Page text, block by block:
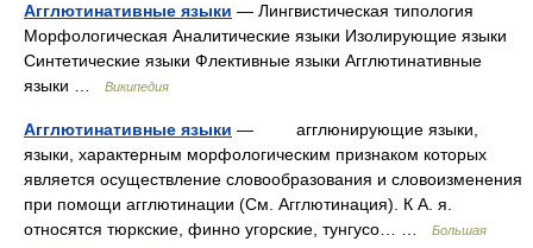
Агглютинативные языки — Лингвистическая типология
Морфологическая Аналитические языки Изолирующие языки
Синтетические языки Флективные языки Агглютинативные
языки …
Википедия
Агглютинативные языки — агглюнирующие языки,
языки, характерным морфологическим признаком которых
является осуществление словообразования и словоизменения
при помощи агглютинации (См. Агглютинация). К А. я.
относятся тюркские, финно угорские, тунгусо… …
Большая